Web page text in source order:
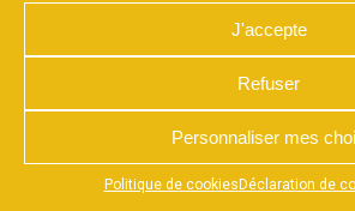
J'accepte
Refuser
Personnaliser mes
Politique de cookies Déclaration de
Appuyez sur le bouton partager en bas de votre